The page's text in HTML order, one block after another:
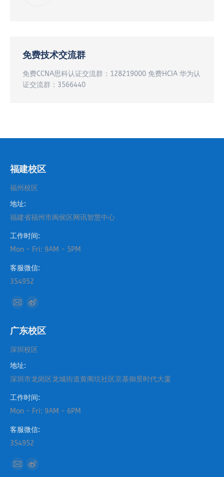
免费技术交流群
免费CCNA思科认证交流群：128219000 免费HCIA 华为认
证交流群：3566440
福建校区
福州校区
地址:
福建省福州市闽侯区网讯智慧中心
工作时间:
Mon - Fri: 9AM - 5PM
客服微信:
354952
找到我们：
Mail
opens
in
new
Weibo
opens
in
广东校区
深圳校区
地址:
深圳市龙岗区龙城街道黄阁坑社区京基御景时代大厦
工作时间:
Mon - Fri: 9AM - 6PM
客服微信:
354952
找到我们：
MailWeibo